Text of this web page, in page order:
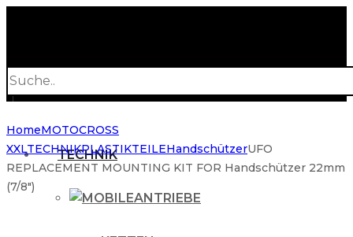
search
TECHNIK
ANTRIEBE
HomeMOTOCROSS
XXLTECHNIKPLASTIKTEILEHandschützerUFO
REPLACEMENT MOUNTING KIT FOR Handschützer 22mm
(7/8″)